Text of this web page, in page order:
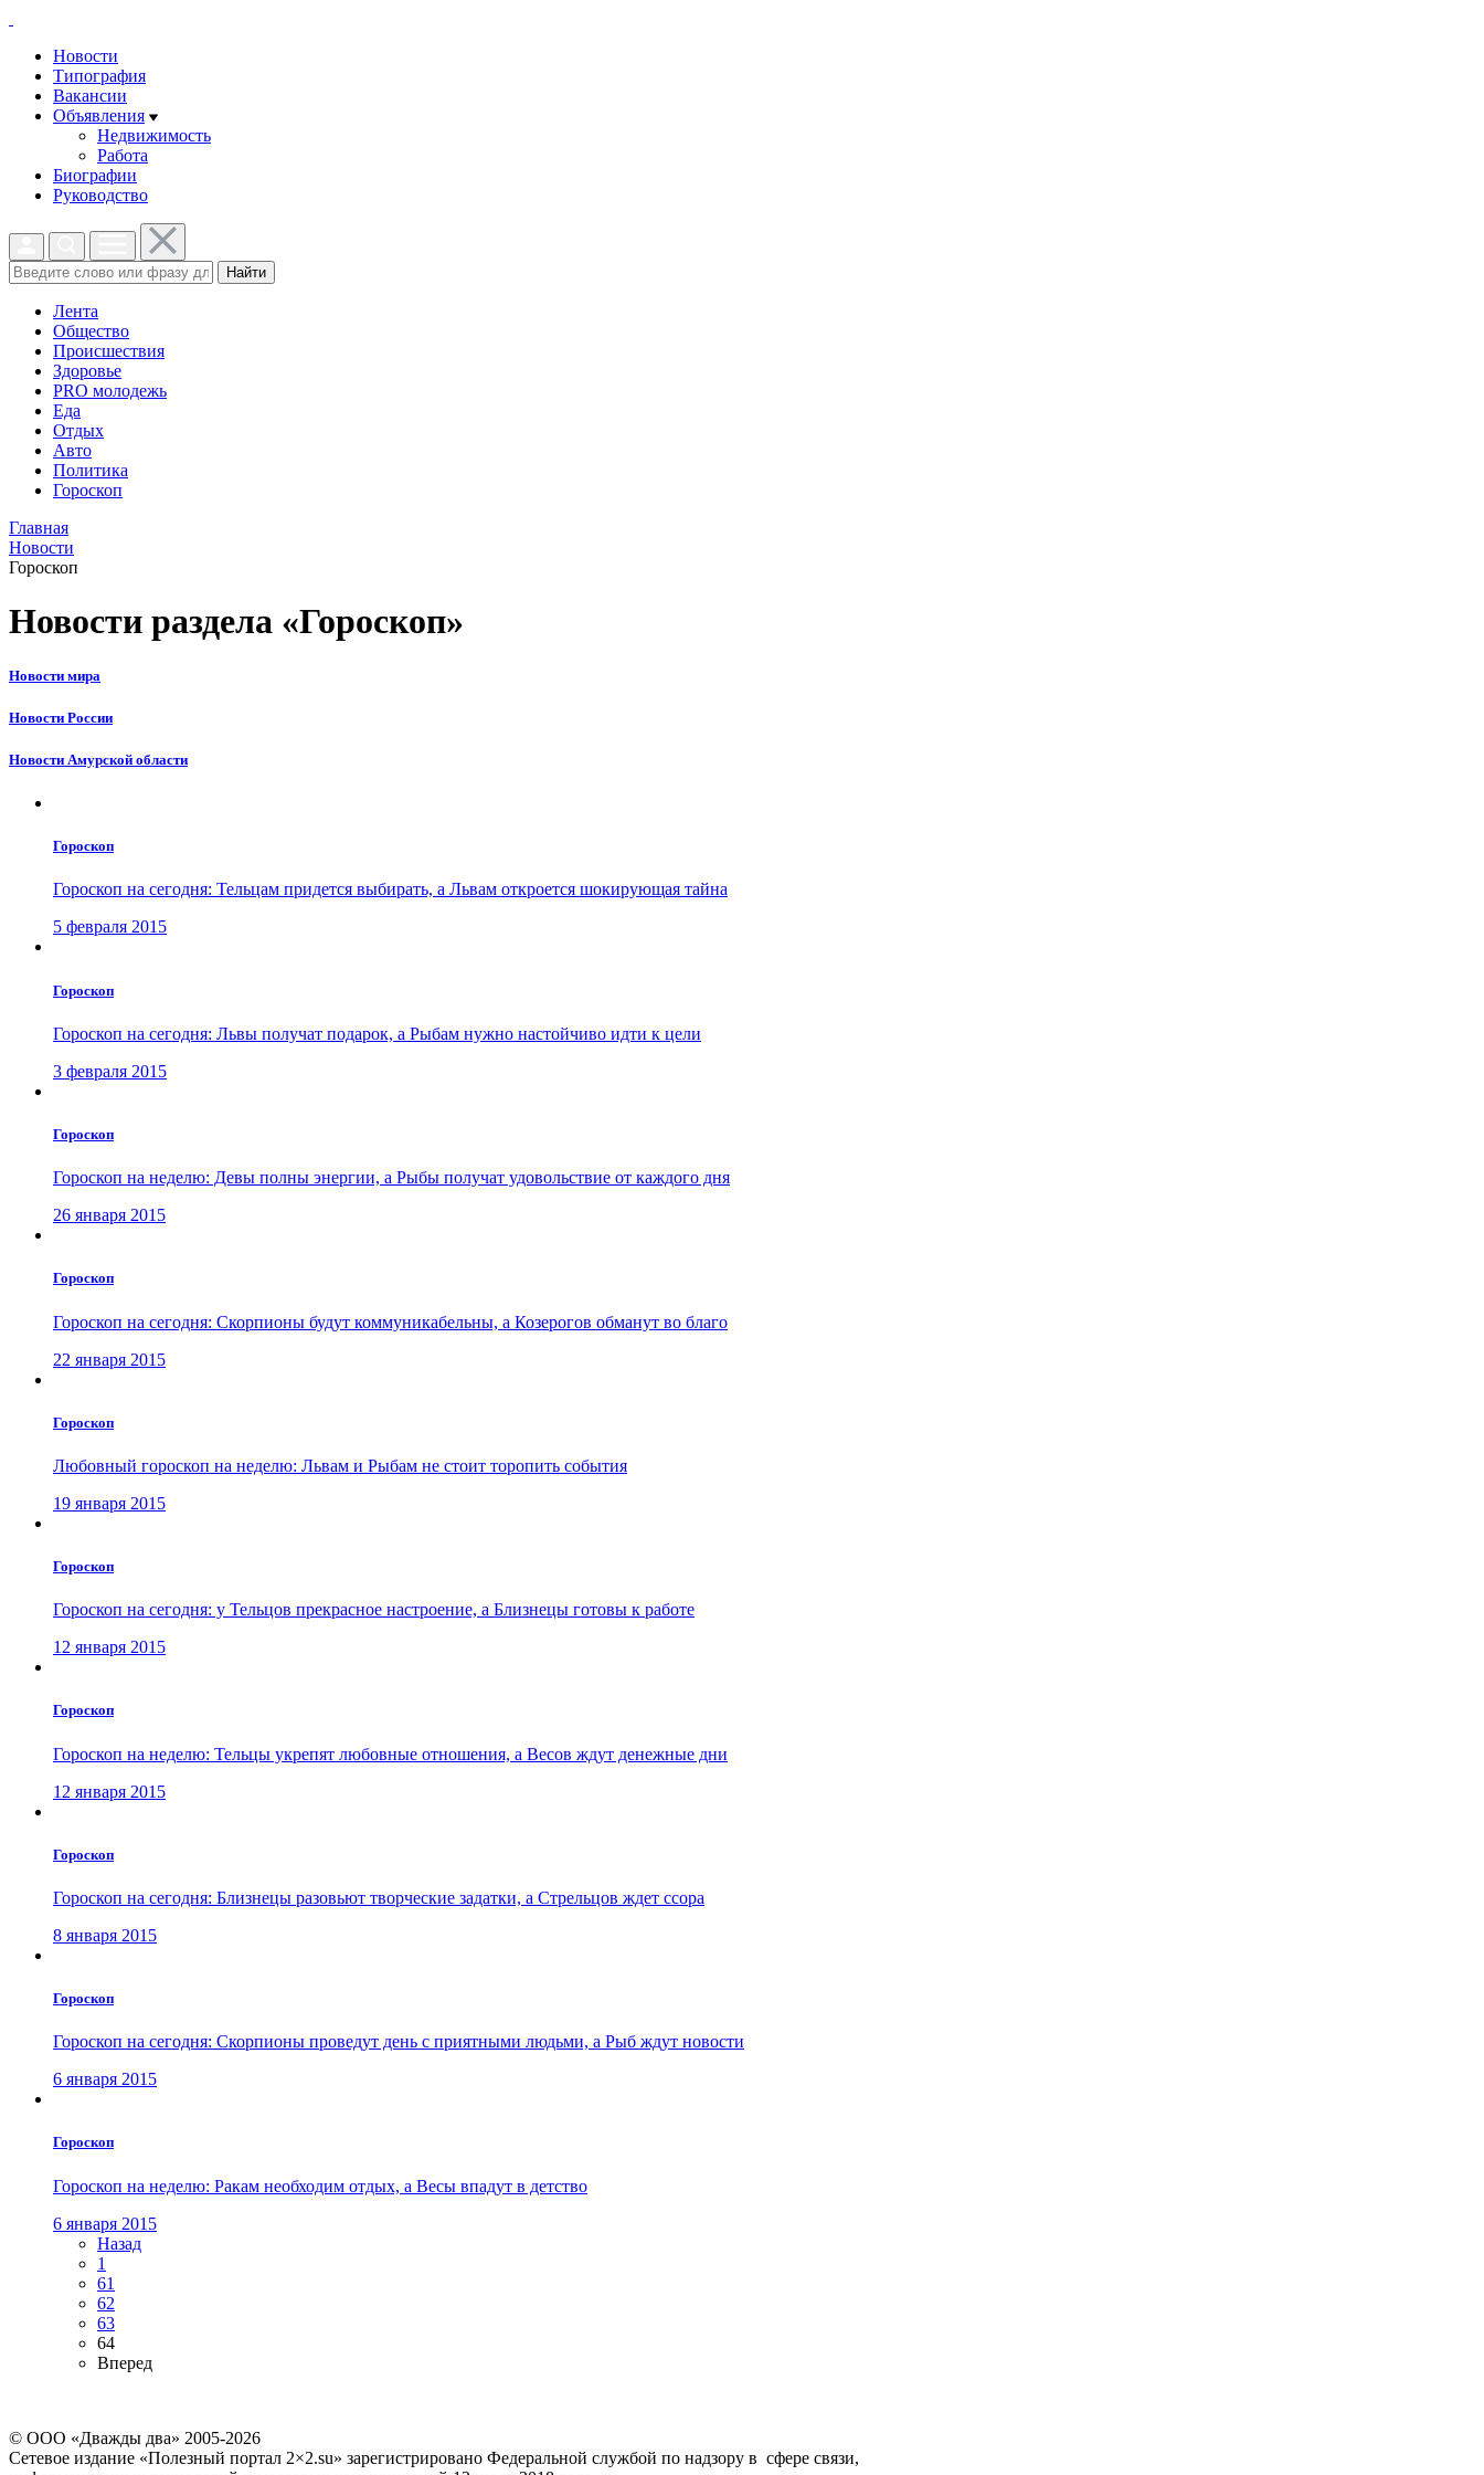
Новости
Типография
Вакансии
Объявления
Недвижимость
Работа
Биографии
Руководство
Найти
Лента
Общество
Происшествия
Здоровье
PRO молодежь
Еда
Отдых
Авто
Политика
Гороскоп
Главная
Новости
Гороскоп
Новости раздела «Гороскоп»
Новости мира
Новости России
Новости Амурской области
Гороскоп
Гороскоп на сегодня: Тельцам придется выбирать, а Львам откроется шокирующая тайна
5 февраля 2015
Гороскоп
Гороскоп на сегодня: Львы получат подарок, а Рыбам нужно настойчиво идти к цели
3 февраля 2015
Гороскоп
Гороскоп на неделю: Девы полны энергии, а Рыбы получат удовольствие от каждого дня
26 января 2015
Гороскоп
Гороскоп на сегодня: Скорпионы будут коммуникабельны, а Козерогов обманут во благо
22 января 2015
Гороскоп
Любовный гороскоп на неделю: Львам и Рыбам не стоит торопить события
19 января 2015
Гороскоп
Гороскоп на сегодня: у Тельцов прекрасное настроение, а Близнецы готовы к работе
12 января 2015
Гороскоп
Гороскоп на неделю: Тельцы укрепят любовные отношения, а Весов ждут денежные дни
12 января 2015
Гороскоп
Гороскоп на сегодня: Близнецы разовьют творческие задатки, а Стрельцов ждет ссора
8 января 2015
Гороскоп
Гороскоп на сегодня: Скорпионы проведут день с приятными людьми, а Рыб ждут новости
6 января 2015
Гороскоп
Гороскоп на неделю: Ракам необходим отдых, а Весы впадут в детство
6 января 2015
Назад
1
61
62
63
64
Вперед
© ООО «Дважды два» 2005-2026
Сетевое издание «Полезный портал 2×2.su» зарегистрировано Федеральной службой по надзору в сфере связи,